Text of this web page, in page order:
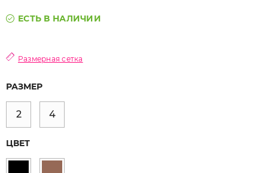
ЕСТЬ В НАЛИЧИИ
Размерная сетка
РАЗМЕР
2 4
ЦВЕТ